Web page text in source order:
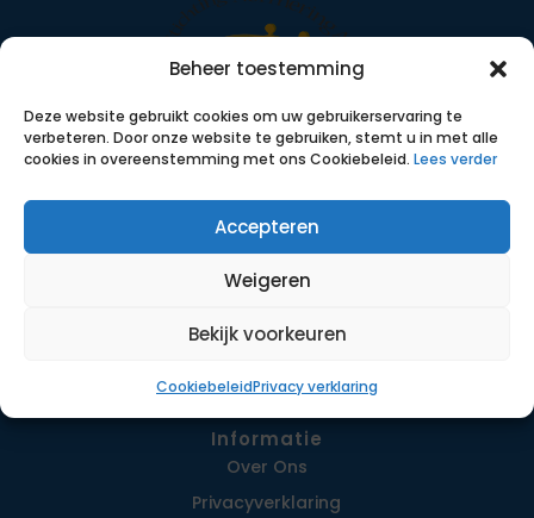
Beheer toestemming
Deze website gebruikt cookies om uw gebruikerservaring te
verbeteren. Door onze website te gebruiken, stemt u in met alle
cookies in overeenstemming met ons Cookiebeleid. Lees verder
Accepteren
Weigeren
Bekijk voorkeuren
CookiebeleidPrivacy verklaring
Menu
Opdrachten
Werkwijze
Detachering
Informatie
Over Ons
Privacy­verklaring